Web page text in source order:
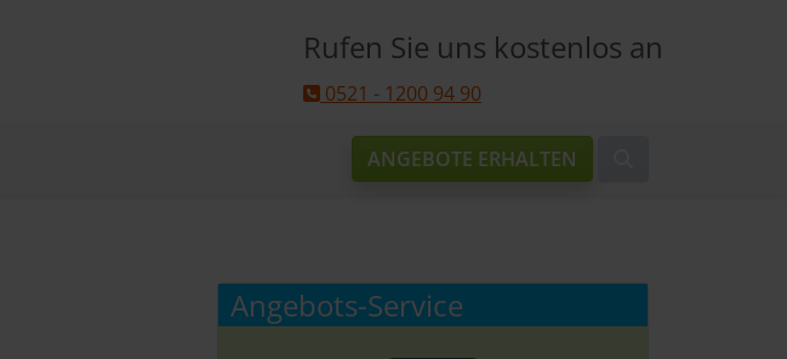
Rufen Sie uns kostenlos an
0521 - 1200 94 90
ANGEBOTE ERHALTEN
Angebots-Service